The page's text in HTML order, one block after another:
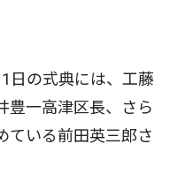
日の式典には、工藤
豊一高津区長、さら
ている前田英三郎さ